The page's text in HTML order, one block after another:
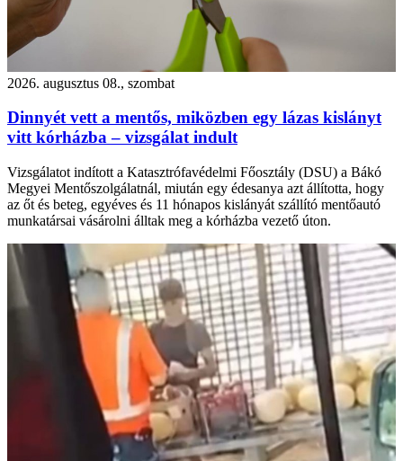
2026. augusztus 08., szombat
Dinnyét vett a mentős, miközben egy lázas kislányt
vitt kórházba – vizsgálat indult
Vizsgálatot indított a Katasztrófavédelmi Főosztály (DSU) a Bákó
Megyei Mentőszolgálatnál, miután egy édesanya azt állította, hogy
az őt és beteg, egyéves és 11 hónapos kislányát szállító mentőautó
munkatársai vásárolni álltak meg a kórházba vezető úton.